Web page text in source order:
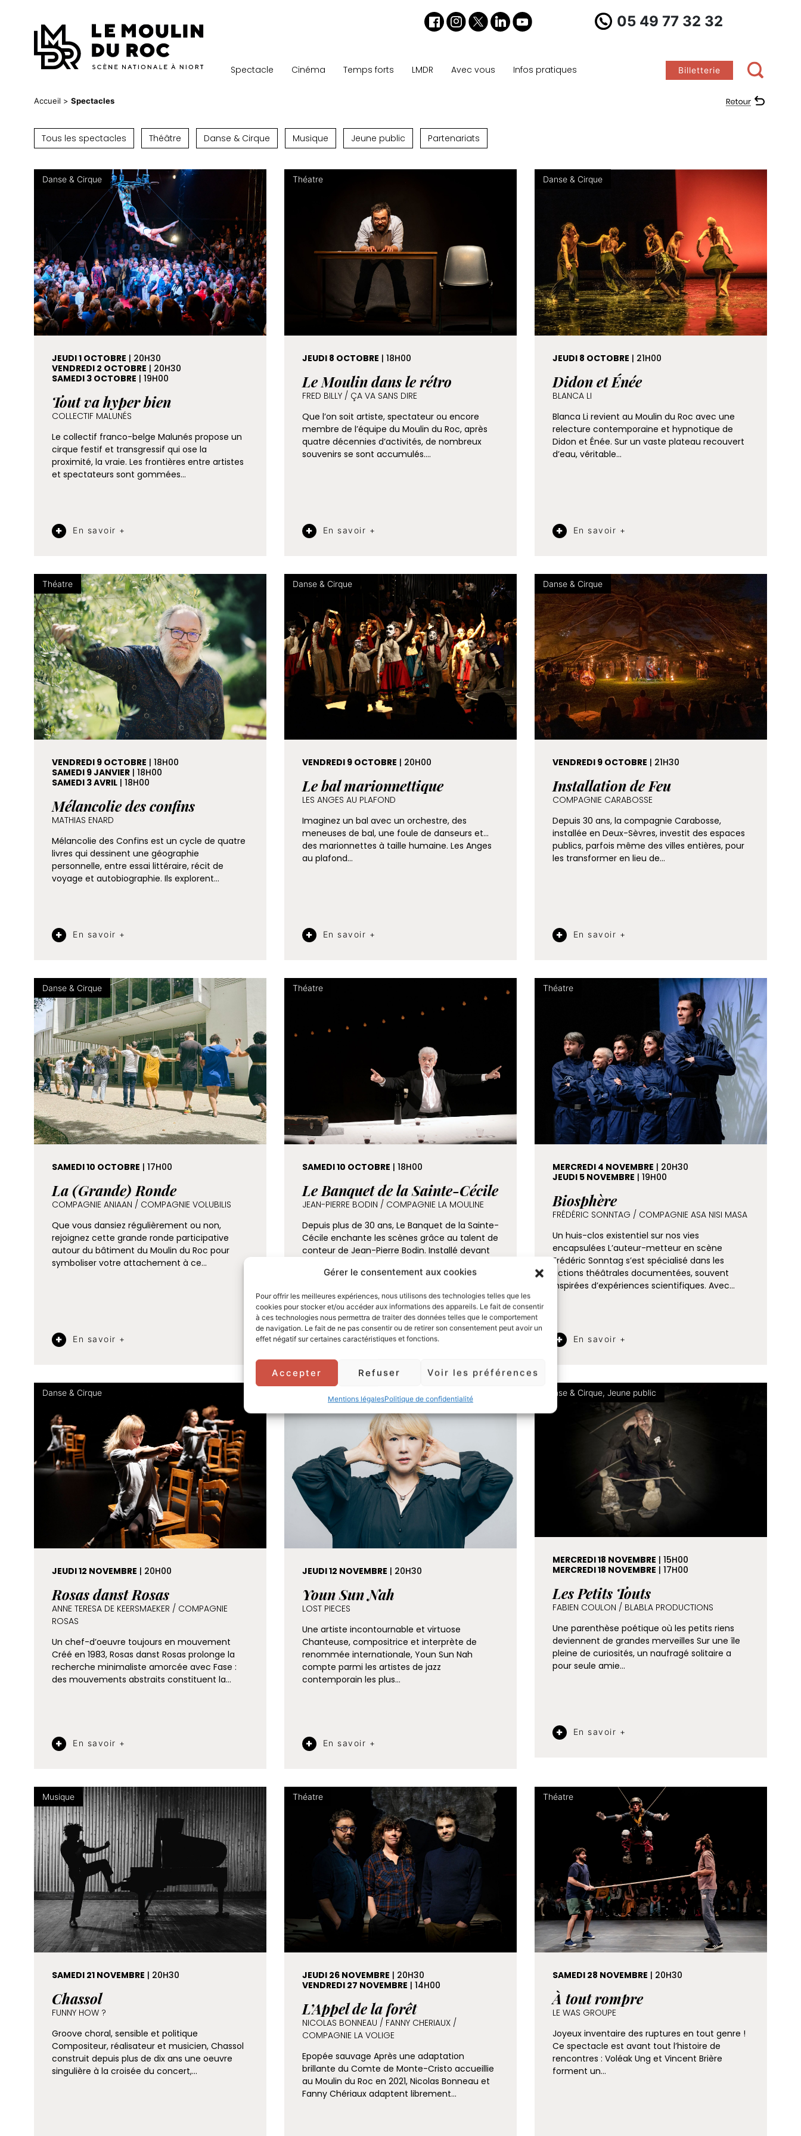
Gérer le consentement aux cookies
Pour offrir les meilleures expériences, nous utilisons des technologies telles que les
cookies pour stocker et/ou accéder aux informations des appareils. Le fait de consentir
à ces technologies nous permettra de traiter des données telles que le comportement
de navigation. Le fait de ne pas consentir ou de retirer son consentement peut avoir un
effet négatif sur certaines caractéristiques et fonctions.
Accepter Refuser Voir les préférences
Mentions légalesPolitique de confidentialité
05 49 77 32 32
Spectacle Cinéma Temps forts LMDR Avec vous Infos pratiques Billetterie
Accueil Spectacles
Tous les spectacles Théâtre Danse & Cirque Musique Jeune public Partenariats
Danse & Cirque
JEUDI 1 OCTOBRE | 20H30
VENDREDI 2 OCTOBRE | 20H30
SAMEDI 3 OCTOBRE | 19H00
Tout va hyper bien
COLLECTIF MALUNÉS
Le collectif franco-belge Malunés propose un
cirque festif et transgressif qui ose la
proximité, la vraie. Les frontières entre artistes
et spectateurs sont gommées…
En savoir +
Théatre
JEUDI 8 OCTOBRE | 18H00
Le Moulin dans le rétro
FRED BILLY / ÇA VA SANS DIRE
Que l’on soit artiste, spectateur ou encore
membre de l’équipe du Moulin du Roc, après
quatre décennies d’activités, de nombreux
souvenirs se sont accumulés….
En savoir +
Danse & Cirque
JEUDI 8 OCTOBRE | 21H00
Didon et Énée
BLANCA LI
Blanca Li revient au Moulin du Roc avec une
relecture contemporaine et hypnotique de
Didon et Énée. Sur un vaste plateau recouvert
d’eau, véritable…
En savoir +
Théatre
VENDREDI 9 OCTOBRE | 18H00
SAMEDI 9 JANVIER | 18H00
SAMEDI 3 AVRIL | 18H00
Mélancolie des confins
MATHIAS ENARD
Mélancolie des Confins est un cycle de quatre
livres qui dessinent une géographie
personnelle, entre essai littéraire, récit de
voyage et autobiographie. Ils explorent…
En savoir +
Danse & Cirque
VENDREDI 9 OCTOBRE | 20H00
Le bal marionnettique
LES ANGES AU PLAFOND
Imaginez un bal avec un orchestre, des
meneuses de bal, une foule de danseurs et…
des marionnettes à taille humaine. Les Anges
au plafond…
En savoir +
Danse & Cirque
VENDREDI 9 OCTOBRE | 21H30
Installation de Feu
COMPAGNIE CARABOSSE
Depuis 30 ans, la compagnie Carabosse,
installée en Deux-Sèvres, investit des espaces
publics, parfois même des villes entières, pour
les transformer en lieu de…
En savoir +
Danse & Cirque
SAMEDI 10 OCTOBRE | 17H00
La (Grande) Ronde
COMPAGNIE ANIAAN / COMPAGNIE VOLUBILIS
Que vous dansiez régulièrement ou non,
rejoignez cette grande ronde participative
autour du bâtiment du Moulin du Roc pour
symboliser votre attachement à ce…
En savoir +
Théatre
SAMEDI 10 OCTOBRE | 18H00
Le Banquet de la Sainte-Cécile
JEAN-PIERRE BODIN / COMPAGNIE LA MOULINE
Depuis plus de 30 ans, Le Banquet de la Sainte-
Cécile enchante les scènes grâce au talent de
conteur de Jean-Pierre Bodin. Installé devant
En savoir +
Théatre
MERCREDI 4 NOVEMBRE | 20H30
JEUDI 5 NOVEMBRE | 19H00
Biosphère
FRÉDÉRIC SONNTAG / COMPAGNIE ASA NISI MASA
Un huis-clos existentiel sur nos vies
encapsulées L’auteur-metteur en scène
Frédéric Sonntag s’est spécialisé dans les
fictions théâtrales documentées, souvent
inspirées d’expériences scientifiques. Avec…
En savoir +
Danse & Cirque
JEUDI 12 NOVEMBRE | 20H00
Rosas danst Rosas
ANNE TERESA DE KEERSMAEKER / COMPAGNIE
ROSAS
Un chef-d’oeuvre toujours en mouvement
Créé en 1983, Rosas danst Rosas prolonge la
recherche minimaliste amorcée avec Fase :
des mouvements abstraits constituent la…
En savoir +
JEUDI 12 NOVEMBRE | 20H30
Youn Sun Nah
LOST PIECES
Une artiste incontournable et virtuose
Chanteuse, compositrice et interprète de
renommée internationale, Youn Sun Nah
compte parmi les artistes de jazz
contemporain les plus…
En savoir +
Danse & Cirque, Jeune public
MERCREDI 18 NOVEMBRE | 15H00
MERCREDI 18 NOVEMBRE | 17H00
Les Petits Touts
FABIEN COULON / BLABLA PRODUCTIONS
Une parenthèse poétique où les petits riens
deviennent de grandes merveilles Sur une île
pleine de curiosités, un naufragé solitaire a
pour seule amie…
En savoir +
Musique
SAMEDI 21 NOVEMBRE | 20H30
Chassol
FUNNY HOW ?
Groove choral, sensible et politique
Compositeur, réalisateur et musicien, Chassol
construit depuis plus de dix ans une oeuvre
singulière à la croisée du concert,…
Théatre
JEUDI 26 NOVEMBRE | 20H30
VENDREDI 27 NOVEMBRE | 14H00
L’Appel de la forêt
NICOLAS BONNEAU / FANNY CHERIAUX /
COMPAGNIE LA VOLIGE
Epopée sauvage Après une adaptation
brillante du Comte de Monte-Cristo accueillie
au Moulin du Roc en 2021, Nicolas Bonneau et
Fanny Chériaux adaptent librement…
Théatre
SAMEDI 28 NOVEMBRE | 20H30
À tout rompre
LE WAS GROUPE
Joyeux inventaire des ruptures en tout genre !
Ce spectacle est avant tout l’histoire de
rencontres : Voléak Ung et Vincent Brière
forment un…